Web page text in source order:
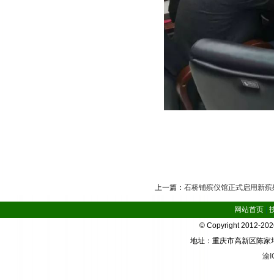
上一篇： 石桥铺殡仪馆正式启用新殡
网站首页|
© Copyright 2012-
地址：重庆市高新区陈
渝